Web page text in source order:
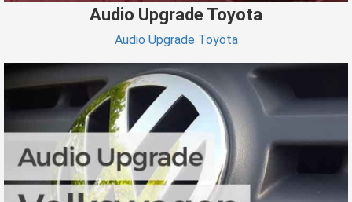
Audio Upgrade Toyota
Audio Upgrade Toyota